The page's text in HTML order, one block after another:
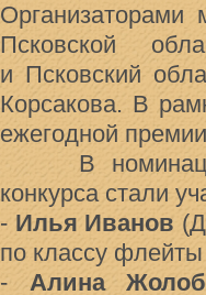
Организаторами
Псковской
и Псковский
Корсакова. В
ежегодной
В номинации
конкурса стали
- Илья Иванов
по классу
- Алина